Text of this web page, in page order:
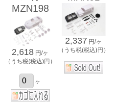
MZN198
2,618 円/ヶ
（うち税(税込)円）
ヶ
2,337 円/ヶ
（うち税(税込)円）